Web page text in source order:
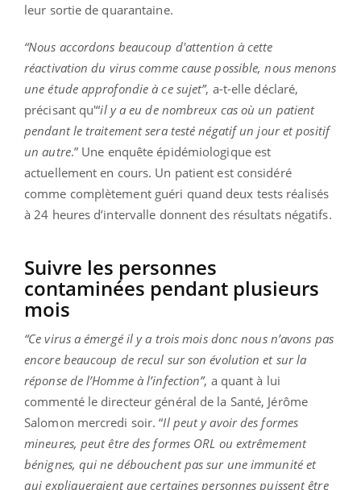
leur sortie de quarantaine.
“Nous accordons beaucoup d'attention à cette
réactivation du virus comme cause possible, nous menons
une étude approfondie à ce sujet”, a-t-elle déclaré,
précisant qu'“il y a eu de nombreux cas où un patient
pendant le traitement sera testé négatif un jour et positif
un autre.” Une enquête épidémiologique est
actuellement en cours. Un patient est considéré
comme complètement guéri quand deux tests réalisés
à 24 heures d’intervalle donnent des résultats négatifs.
Suivre les personnes
contaminées pendant plusieurs
mois
“Ce virus a émergé il y a trois mois donc nous n’avons pas
encore beaucoup de recul sur son évolution et sur la
réponse de l’Homme à l’infection”, a quant à lui
commenté le directeur général de la Santé, Jérôme
Salomon mercredi soir. “Il peut y avoir des formes
mineures, peut être des formes ORL ou extrêmement
bénignes, qui ne débouchent pas sur une immunité et
qui expliqueraient que certaines personnes puissent être